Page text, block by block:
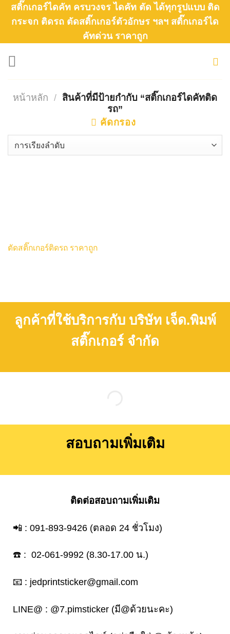
Skipสติ๊กเกอร์ไดคัท ครบวงจร ไดคัท ตัด ได้ทุกรูปแบบ ติด
กระจก ติดรถ ตัดสติ๊กเกอร์ตัวอักษร ฯลฯ สติ๊กเกอร์ได
คัทด่วน ราคาถูก
หน้าหลัก / สินค้าที่มีป้ายกำกับ “สติ๊กเกอร์ไดคัทติด
รถ”
คัดกรอง
ตัดสติ๊กเกอร์ติดรถ ราคาถูก
ลูกค้าที่ใช้บริการกับ บริษัท เจ็ด.พิมพ์
สติ๊กเกอร์ จำกัด
สอบถามเพิ่มเติม
ติดต่อสอบถามเพิ่มเติม
📲 : 091-893-9426 (ตลอด 24 ชั่วโมง)
☎️ : 02-061-9992 (8.30-17.00 น.)
📧 : jedprintsticker@gmail.com
LINE@ : @7.pimsticker (มี@ด้วยนะคะ)